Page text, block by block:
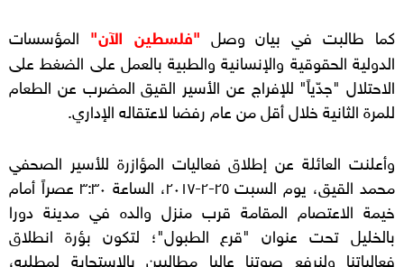
كما طالبت في بيان وصل "فلسطين الآن" المؤسسات
الدولية الحقوقية والإنسانية والطبية بالعمل على الضغط على
الاحتلال "جدّياً" للإفراج عن الأسير القيق المضرب عن الطعام
للمرة الثانية خلال أقل من عام رفضا لاعتقاله الإداري.
وأعلنت العائلة عن إطلاق فعاليات المؤازرة للأسير الصحفي
محمد القيق، يوم السبت ٢٥-٢-٢٠١٧، الساعة ٣:٣٠ عصراً أمام
خيمة الاعتصام المقامة قرب منزل والده في مدينة دورا
بالخليل تحت عنوان "قرع الطبول"؛ لتكون بؤرة انطلاق
فعالياتنا ولنرفع صوتنا عاليا مطالبين بالاستجابة لمطلبه،